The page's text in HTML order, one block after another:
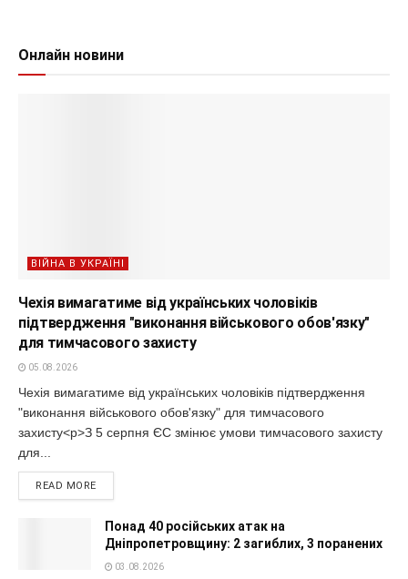
Онлайн новини
ВІЙНА В УКРАЇНІ
Чехія вимагатиме від українських чоловіків
підтвердження "виконання військового обов'язку"
для тимчасового захисту
05.08.2026
Чехія вимагатиме від українських чоловіків підтвердження
"виконання військового обов'язку" для тимчасового
захисту<p>З 5 серпня ЄС змінює умови тимчасового захисту
для...
READ MORE
Понад 40 російських атак на
Дніпропетровщину: 2 загиблих, 3 поранених
03.08.2026